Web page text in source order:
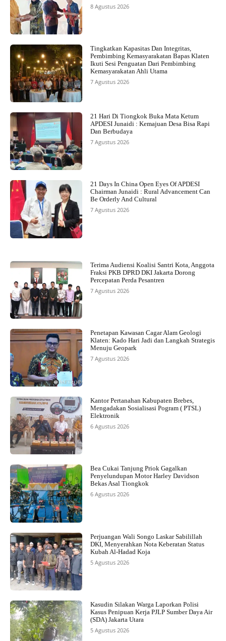
8 Agustus 2026
Tingkatkan Kapasitas Dan Integritas,
Pembimbing Kemasyarakatan Bapas Klaten
Ikuti Sesi Penguatan Dari Pembimbing
Kemasyarakatan Ahli Utama
7 Agustus 2026
21 Hari Di Tiongkok Buka Mata Ketum
APDESI Junaidi : Kemajuan Desa Bisa Rapi
Dan Berbudaya
7 Agustus 2026
21 Days In China Open Eyes Of APDESI
Chairman Junaidi : Rural Advancement Can
Be Orderly And Cultural
7 Agustus 2026
Terima Audiensi Koalisi Santri Kota, Anggota
Fraksi PKB DPRD DKI Jakarta Dorong
Percepatan Perda Pesantren
7 Agustus 2026
Penetapan Kawasan Cagar Alam Geologi
Klaten: Kado Hari Jadi dan Langkah Strategis
Menuju Geopark
7 Agustus 2026
Kantor Pertanahan Kabupaten Brebes,
Mengadakan Sosialisasi Pogram ( PTSL)
Elektronik
6 Agustus 2026
Bea Cukai Tanjung Priok Gagalkan
Penyelundupan Motor Harley Davidson
Bekas Asal Tiongkok
6 Agustus 2026
Perjuangan Wali Songo Laskar Sabilillah
DKI, Menyerahkan Nota Keberatan Status
Kubah Al-Hadad Koja
5 Agustus 2026
Kasudin Silakan Warga Laporkan Polisi
Kasus Penipuan Kerja PJLP Sumber Daya Air
(SDA) Jakarta Utara
5 Agustus 2026